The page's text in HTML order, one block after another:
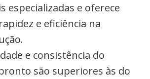
especializadas e oferece
e eficiência na
e consistência do
são superiores às do